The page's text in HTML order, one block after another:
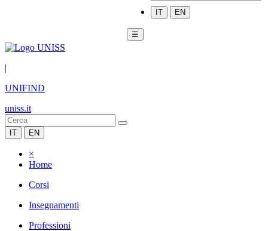
IT EN
☰
|
UNIFIND
uniss.it
IT EN
×
Home
Corsi
Insegnamenti
Professioni